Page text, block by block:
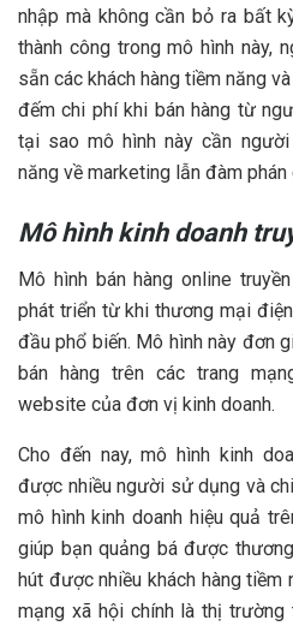
nhập mà không cần bỏ ra bất
thành công trong mô hình này,
sẵn các khách hàng tiềm năng
đếm chi phí khi bán hàng từ
tại sao mô hình này cần
năng về marketing lẫn đàm
Mô hình kinh doanh
Mô hình bán hàng online
phát triển từ khi thương mại
đầu phổ biến. Mô hình này đơn
bán hàng trên các trang
website của đơn vị kinh doanh.
Cho đến nay, mô hình kinh
được nhiều người sử dụng và
mô hình kinh doanh hiệu quả
giúp bạn quảng bá được
hút được nhiều khách hàng tiềm
mạng xã hội chính là thị